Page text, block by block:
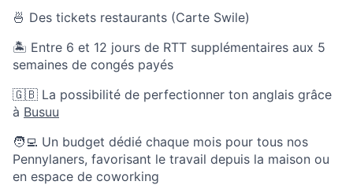
🍜 Des tickets restaurants (Carte Swile)
🏝 Entre 6 et 12 jours de RTT supplémentaires aux 5
semaines de congés payés
🇬🇧 La possibilité de perfectionner ton anglais grâce
à Busuu
🧑‍💻 Un budget dédié chaque mois pour tous nos
Pennylaners, favorisant le travail depuis la maison ou
en espace de coworking